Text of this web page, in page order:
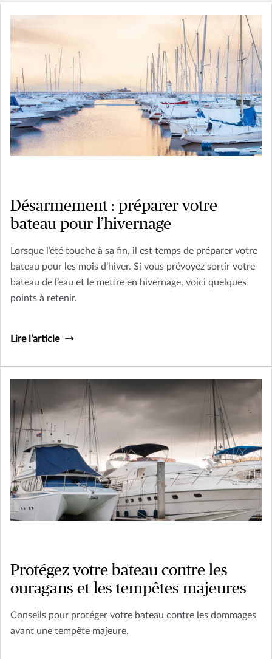
Désarmement : préparer votre
bateau pour l’hivernage
Lorsque l’été touche à sa fin, il est temps de préparer votre
bateau pour les mois d’hiver. Si vous prévoyez sortir votre
bateau de l’eau et le mettre en hivernage, voici quelques
points à retenir.
Lire l’article
Protégez votre bateau contre les
ouragans et les tempêtes majeures
Conseils pour protéger votre bateau contre les dommages
avant une tempête majeure.